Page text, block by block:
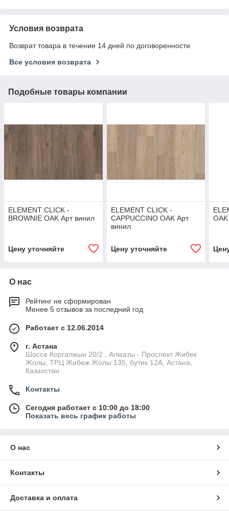
Условия возврата
Возврат товара в течение 14 дней по договоренности
Все условия возврата
Подобные товары компании
ELEMENT CLICK -
BROWNIE OAK Арт винил
Цену уточняйте
ELEMENT CLICK -
CAPPUCCINO OAK Арт
винил
Цену уточняйте
О нас
Рейтинг не сформирован
Менее 5 отзывов за последний год
Работает с 12.06.2014
г. Астана
Шоссе Коргалжын 20/2 , Алматы - Проспект Жибек
Жолы, ТРЦ Жибеж Жолы 135, бутик 12А, Астана,
Казахстан
Контакты
Сегодня работает с 10:00 до 18:00
Показать весь график работы
О нас
Контакты
Доставка и оплата